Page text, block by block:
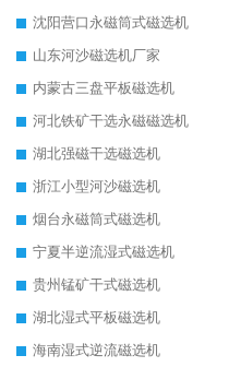
沈阳营口永磁筒式磁选机
山东河沙磁选机厂家
内蒙古三盘平板磁选机
河北铁矿干选永磁磁选机
湖北强磁干选磁选机
浙江小型河沙磁选机
烟台永磁筒式磁选机
宁夏半逆流湿式磁选机
贵州锰矿干式磁选机
湖北湿式平板磁选机
海南湿式逆流磁选机